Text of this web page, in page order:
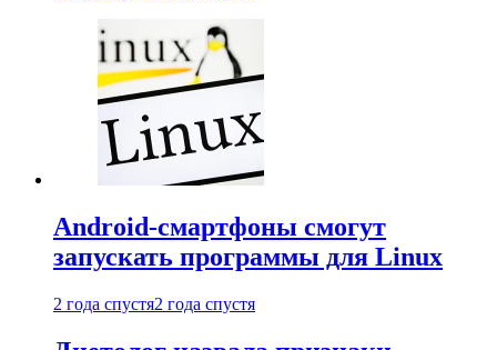
Android-смартфоны смогут
запускать программы для Linux
2 года спустя2 года спустя